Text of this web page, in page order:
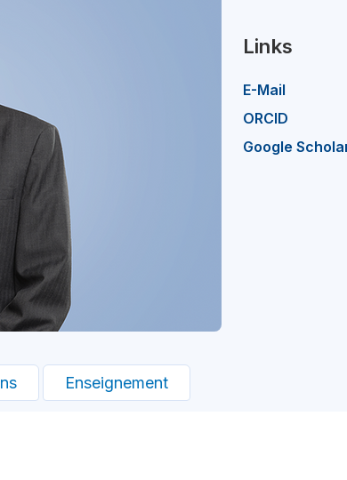
Links
E-Mail
ORCID
Google
Enseignement